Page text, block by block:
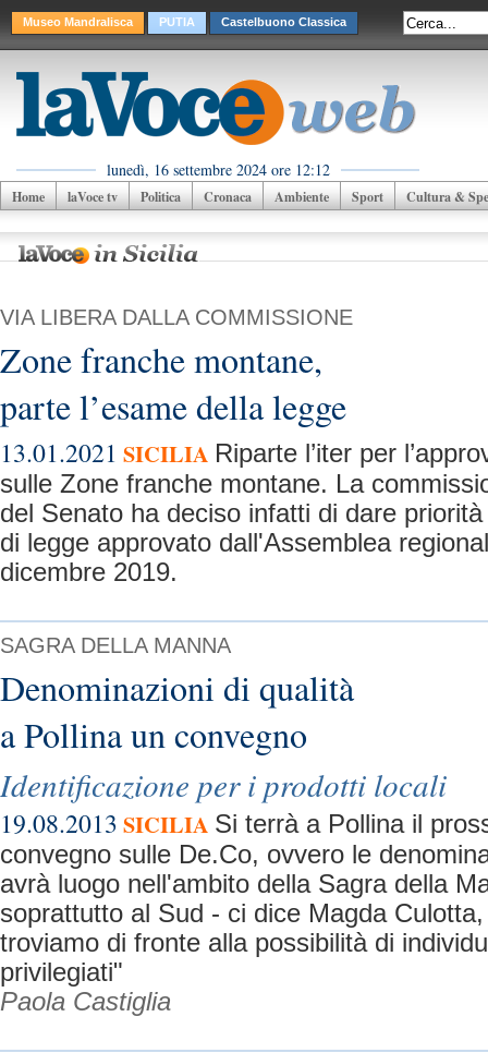
Museo Mandralisca PUTIA Castelbuono Classica
lunedì, 16 settembre 2024 ore 12:12
Home laVoce tv Politica Cronaca Ambiente Sport Cultura &
VIA LIBERA DALLA COMMISSIONE
Zone franche montane,
parte l’esame della legge
13.01.2021 SICILIA Riparte l’iter per
sulle Zone franche montane. La
del Senato ha deciso infatti di dare
di legge approvato dall'Assemblea
dicembre 2019.
SAGRA DELLA MANNA
Denominazioni di qualità
a Pollina un convegno
Identificazione per i prodotti locali
19.08.2013 SICILIA Si terrà a Pollina il
convegno sulle De.Co, ovvero le
avrà luogo nell'ambito della Sagra della
soprattutto al Sud - ci dice Magda
troviamo di fronte alla possibilità di
privilegiati"
Paola Castiglia